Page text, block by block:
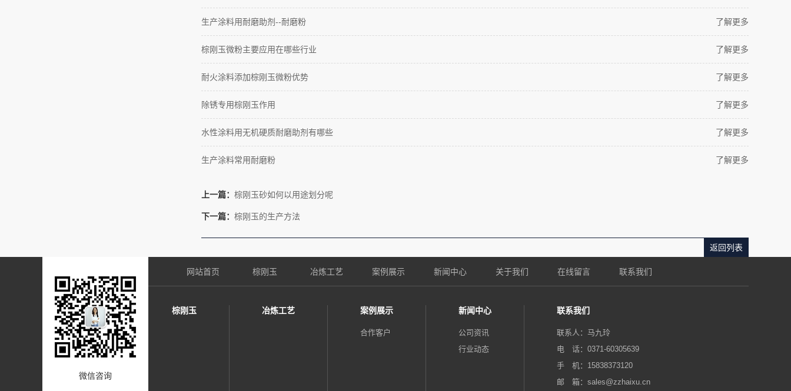
了解更多
生产涂料用耐磨助剂--耐磨粉
了解更多
棕刚玉微粉主要应用在哪些行业
了解更多
耐火涂料添加棕刚玉微粉优势
了解更多
除锈专用棕刚玉作用
了解更多
水性涂料用无机硬质耐磨助剂有哪些
了解更多
生产涂料常用耐磨粉
上一篇： 棕刚玉砂如何以用途划分呢
下一篇： 棕刚玉的生产方法
返回列表
微信咨询
网站首页 棕刚玉 冶炼工艺 案例展示 新闻中心 关于我们 在线留言 联系我们
棕刚玉 冶炼工艺 案例展示
合作客户
新闻中心
公司资讯
行业动态
联系我们
联系人：马九玲
电 话：0371-60305639
手 机：15838373120
邮 箱：sales@zzhaixu.cn‬